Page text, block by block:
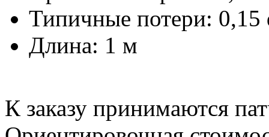
Типичные потери: 0,15
Длина: 1 м
К заказу принимаются